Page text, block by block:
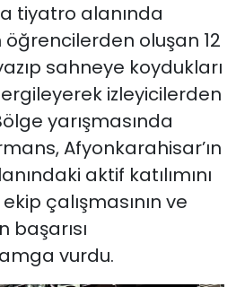
tiyatro alanında
oluşan 12
sahneye koydukları
izleyicilerden
yarışmasında
Afyonkarahisar’ın
aktif katılımını
çalışmasının ve
vurdu.